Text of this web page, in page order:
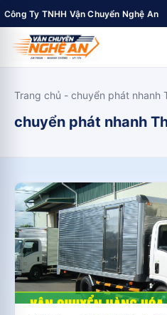
Công Ty TNHH Vận Chuyển Nghệ An
Trang chủ - chuyển phát nhanh
chuyển phát nhanh